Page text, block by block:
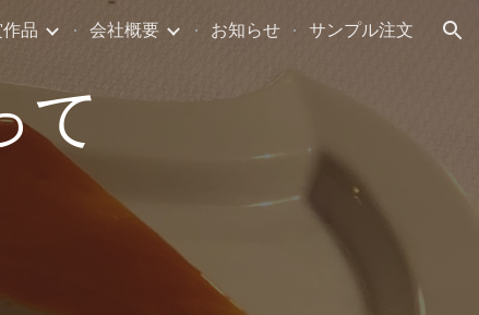
品 会社概要 お知らせ サンプル注文
て